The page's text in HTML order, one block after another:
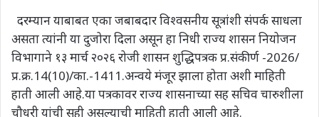
दरम्यान याबाबत एका जबाबदार विश्वसनीय सूत्रांशी संपर्क साधला
असता त्यांनी या दुजोरा दिला असून हा निधी राज्य शासन नियोजन
विभागाने १३ मार्च २०२६ रोजी शासन शुद्धिपत्रक प्र.संकीर्ण -2026/
प्र.क्र.14(10)/का.-1411.अन्वये मंजूर झाला होता अशी माहिती
हाती आली आहे.या पत्रकावर राज्य शासनाच्या सह सचिव चारुशीला
चौधरी यांची सही असल्याची माहिती हाती आली आहे.